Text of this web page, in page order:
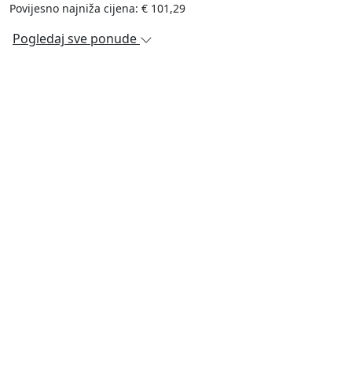
Povijesno najniža cijena: € 101,29
Pogledaj sve ponude